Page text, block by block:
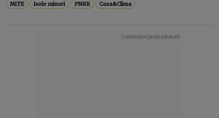
MiTE Isole minori PNRR Casa&Clima